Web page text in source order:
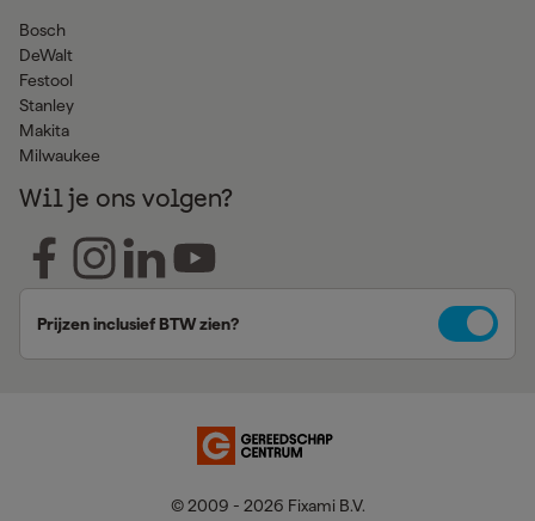
Bosch
DeWalt
Festool
Stanley
Makita
Milwaukee
Wil je ons volgen?
Prijzen inclusief BTW zien?
© 2009 - 2026 Fixami B.V.